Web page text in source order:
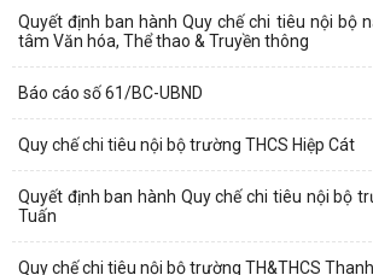
Quyết định ban hành Quy chế chi tiêu nội bộ
tâm Văn hóa, Thể thao & Truyền thông
Báo cáo số 61/BC-UBND
Quy chế chi tiêu nội bộ trường THCS Hiệp Cát
Quyết định ban hành Quy chế chi tiêu nội bộ
Tuấn
Quy chế chi tiêu nội bộ trường TH&THCS